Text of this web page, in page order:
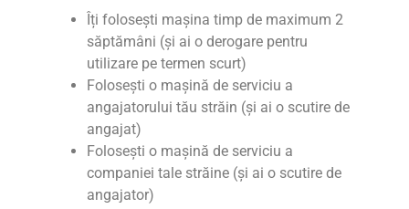
Îți folosești mașina timp de maximum 2
săptămâni (și ai o derogare pentru
utilizare pe termen scurt)
Folosești o mașină de serviciu a
angajatorului tău străin (și ai o scutire de
angajat)
Folosești o mașină de serviciu a
companiei tale străine (și ai o scutire de
angajator)